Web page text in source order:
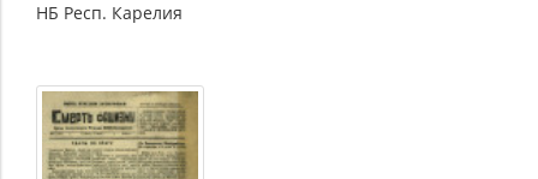
НБ Респ. Карелия